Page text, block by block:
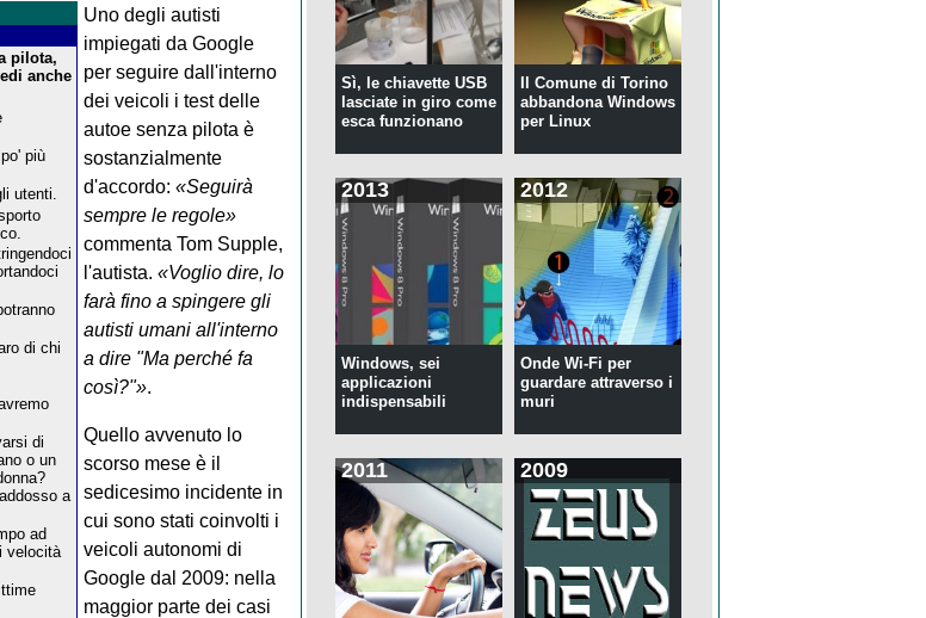
pilota,
anche
più
utenti.
di chi
di
o un
a
ad
velocità
Uno degli autisti
impiegati da Google
per seguire dall'interno
dei veicoli i test delle
autoe senza pilota è
sostanzialmente
d'accordo: «Seguirà
sempre le regole»
commenta Tom Supple,
l'autista. «Voglio dire, lo
farà fino a spingere gli
autisti umani all'interno
a dire "Ma perché fa
così?"».
Quello avvenuto lo
scorso mese è il
sedicesimo incidente in
cui sono stati coinvolti i
veicoli autonomi di
Google dal 2009: nella
maggior parte dei casi
Sì, le chiavette USB
lasciate in giro come
esca funzionano
Il Comune di Torino
abbandona Windows
per Linux
2013
Windows, sei
applicazioni
indispensabili
2012
Onde Wi-Fi per
guardare attraverso i
muri
2011 2009